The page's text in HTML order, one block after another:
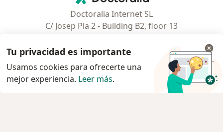
Doctoralia Internet SL
C/ Josep Pla 2 - Building B2, floor 13
Facebook
se abre en una nueva
Tu privacidad es importante
Usamos cookies para ofrecerte una
mejor experiencia. Leer más.